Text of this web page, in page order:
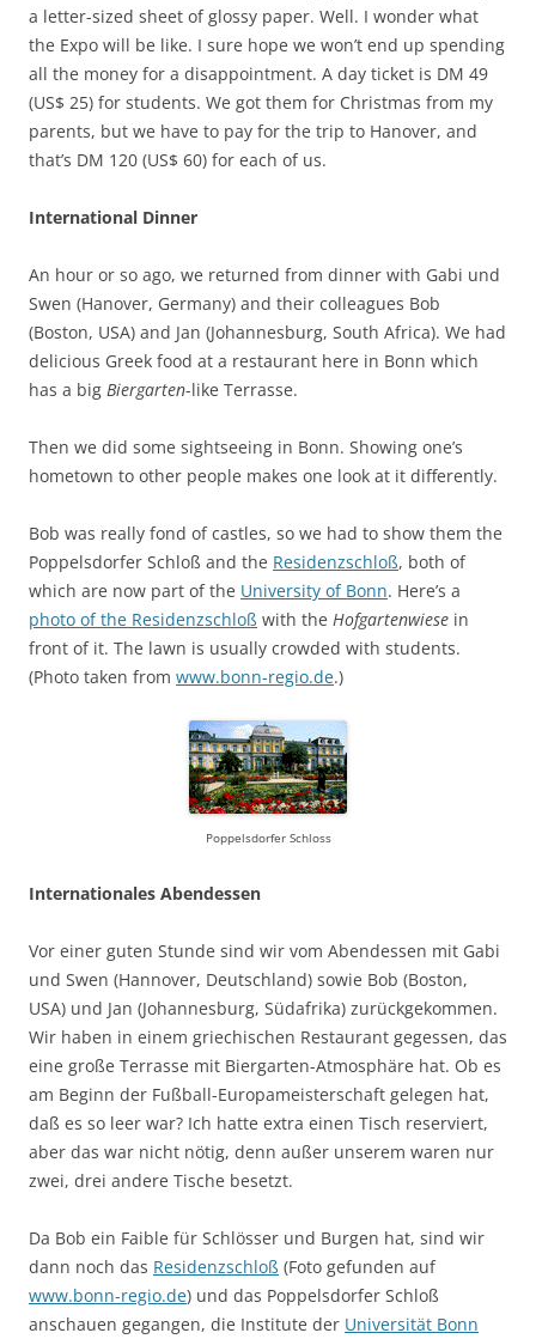
a letter-sized sheet of glossy paper. Well. I wonder what
the Expo will be like. I sure hope we won’t end up spending
all the money for a disappointment. A day ticket is DM 49
(US$ 25) for students. We got them for Christmas from my
parents, but we have to pay for the trip to Hanover, and
that’s DM 120 (US$ 60) for each of us.
International Dinner
An hour or so ago, we returned from dinner with Gabi und
Swen (Hanover, Germany) and their colleagues Bob
(Boston, USA) and Jan (Johannesburg, South Africa). We had
delicious Greek food at a restaurant here in Bonn which
has a big Biergarten-like Terrasse.
Then we did some sightseeing in Bonn. Showing one’s
hometown to other people makes one look at it differently.
Bob was really fond of castles, so we had to show them the
Poppelsdorfer Schloß and the Residenzschloß, both of
which are now part of the University of Bonn. Here’s a
photo of the Residenzschloß with the Hofgartenwiese in
front of it. The lawn is usually crowded with students.
(Photo taken from www.bonn-regio.de.)
Poppelsdorfer Schloss
Internationales Abendessen
Vor einer guten Stunde sind wir vom Abendessen mit Gabi
und Swen (Hannover, Deutschland) sowie Bob (Boston,
USA) und Jan (Johannesburg, Südafrika) zurückgekommen.
Wir haben in einem griechischen Restaurant gegessen, das
eine große Terrasse mit Biergarten-Atmosphäre hat. Ob es
am Beginn der Fußball-Europameisterschaft gelegen hat,
daß es so leer war? Ich hatte extra einen Tisch reserviert,
aber das war nicht nötig, denn außer unserem waren nur
zwei, drei andere Tische besetzt.
Da Bob ein Faible für Schlösser und Burgen hat, sind wir
dann noch das Residenzschloß (Foto gefunden auf
www.bonn-regio.de) und das Poppelsdorfer Schloß
anschauen gegangen, die Institute der Universität Bonn